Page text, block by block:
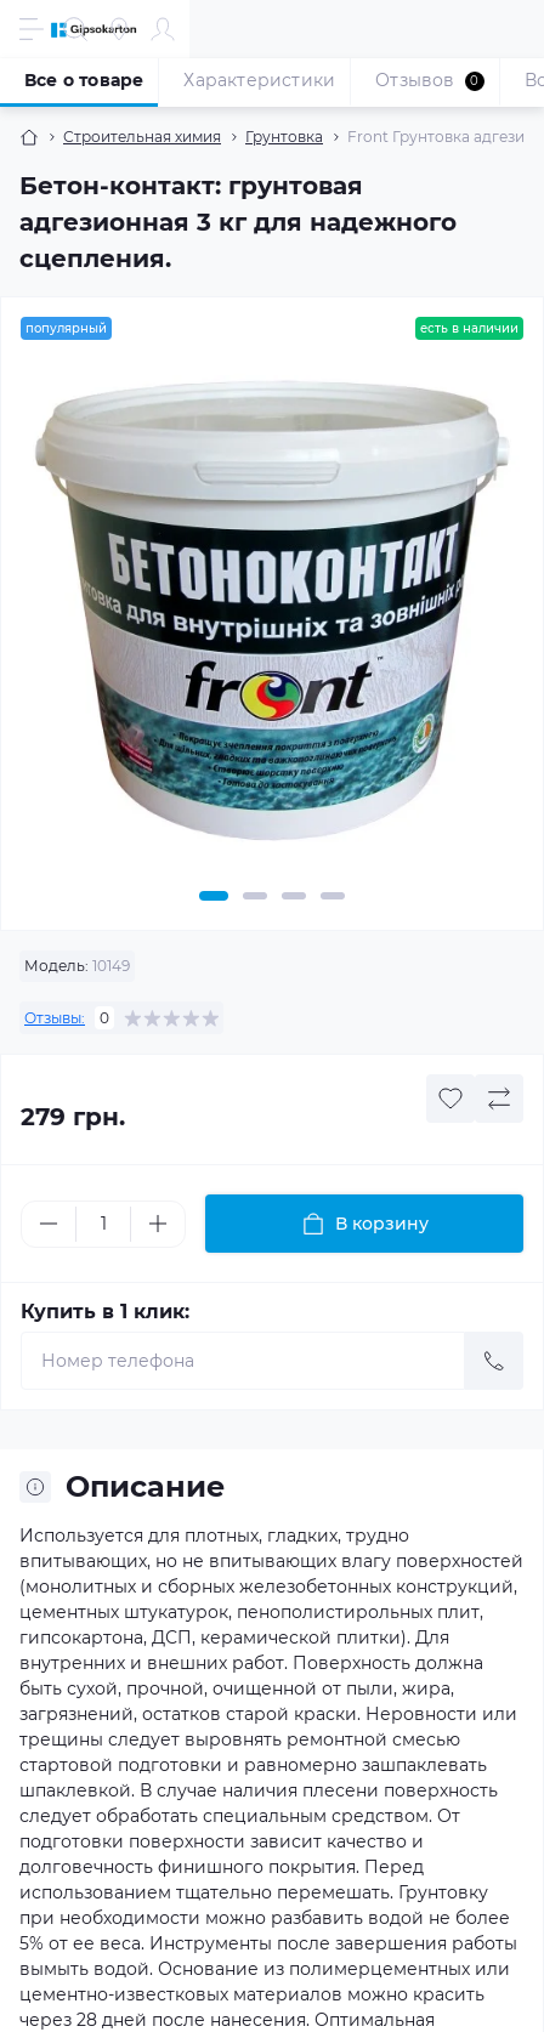
Строительная химия Грунтовка Front Грунтовка
Бетон-контакт: грунтовая
адгезионная 3 кг для надежного
сцепления.
Все о товаре Характеристики Отзывов 0
популярный есть в наличии
Модель: 10149
Отзывы: 0
279 грн.
В корзину
Купить в 1 клик:
Описание
Используется для плотных, гладких, трудно
впитывающих, но не впитывающих влагу поверхностей
(монолитных и сборных железобетонных конструкций,
цементных штукатурок, пенополистирольных плит,
гипсокартона, ДСП, керамической плитки). Для
внутренних и внешних работ. Поверхность должна
быть сухой, прочной, очищенной от пыли, жира,
загрязнений, остатков старой краски. Неровности или
трещины следует выровнять ремонтной смесью
стартовой подготовки и равномерно зашпаклевать
шпаклевкой. В случае наличия плесени поверхность
следует обработать специальным средством. От
подготовки поверхности зависит качество и
долговечность финишного покрытия. Перед
использованием тщательно перемешать. Грунтовку
при необходимости можно разбавить водой не более
5% от ее веса. Инструменты после завершения работы
вымыть водой. Основание из полимерцементных или
цементно-известковых материалов можно красить
через 28 дней после нанесения. Оптимальная